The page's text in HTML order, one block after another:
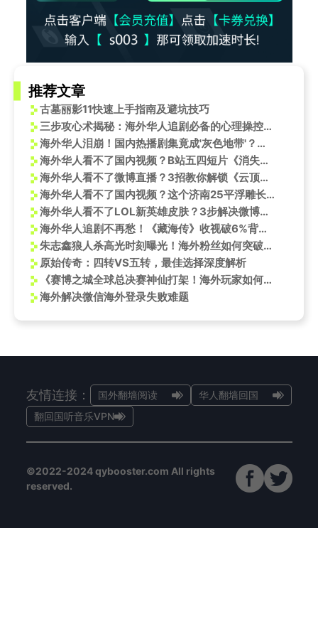
推荐文章
古墓丽影11快速上手指南及避坑技巧
三步攻心术揭秘：海外华人追剧必备的心理操控技巧
海外华人泪崩！国内热播剧集竟成'灰色地带'？这些妙招让你追剧无忧
海外华人看不了国内视频？B站五四短片《消失的青年》引发共鸣，这些限制其实有解
海外华人看不了微博直播？3招教你解锁《云顶之弈》TOC11总决赛
海外华人看不了国内视频？这个济南25平浮雕长城视频让我找到了破解方法
海外华人看不了LOL新英雄皮肤？3步解决微博视频卡顿问题，亲测有效！
海外华人追剧不再愁！《藏海传》收视破6%背后的跨区域观看解决方案
朱志鑫狼人杀高光时刻曝光！海外粉丝如何突破限制同步追星？
原始传奇：四转VS五转，最佳选择深度解析
《赛博之城全球总决赛神仙打架！海外玩家如何用Sixfast低延迟观战？》
海外解决微信海外登录失败难题
友情连接： 国外翻墙阅读
华人翻墙回国
翻回国听音乐VPN
©2022-2024 qybooster.com All rights
reserved.